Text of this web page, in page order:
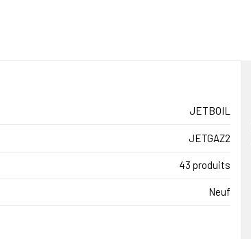
JETBOIL
JETGAZ2
43 produits
Neuf